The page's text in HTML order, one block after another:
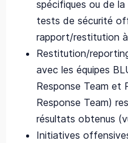
spécifiques ou de
tests de sécurité
rapport/restitution
Restitution/
avec les équipes
Response Team et
Response Team)
résultats obtenus
Initiatives